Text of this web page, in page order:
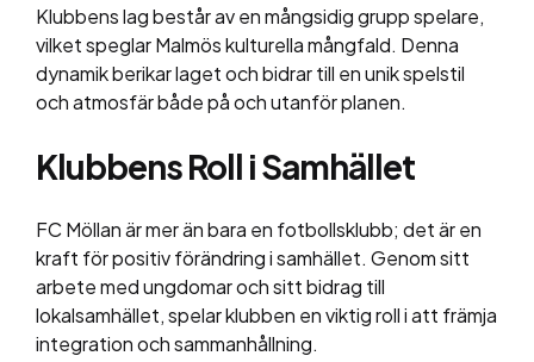
Klubbens lag består av en mångsidig grupp spelare,
vilket speglar Malmös kulturella mångfald. Denna
dynamik berikar laget och bidrar till en unik spelstil
och atmosfär både på och utanför planen.
Klubbens Roll i Samhället
FC Möllan är mer än bara en fotbollsklubb; det är en
kraft för positiv förändring i samhället. Genom sitt
arbete med ungdomar och sitt bidrag till
lokalsamhället, spelar klubben en viktig roll i att främja
integration och sammanhållning.